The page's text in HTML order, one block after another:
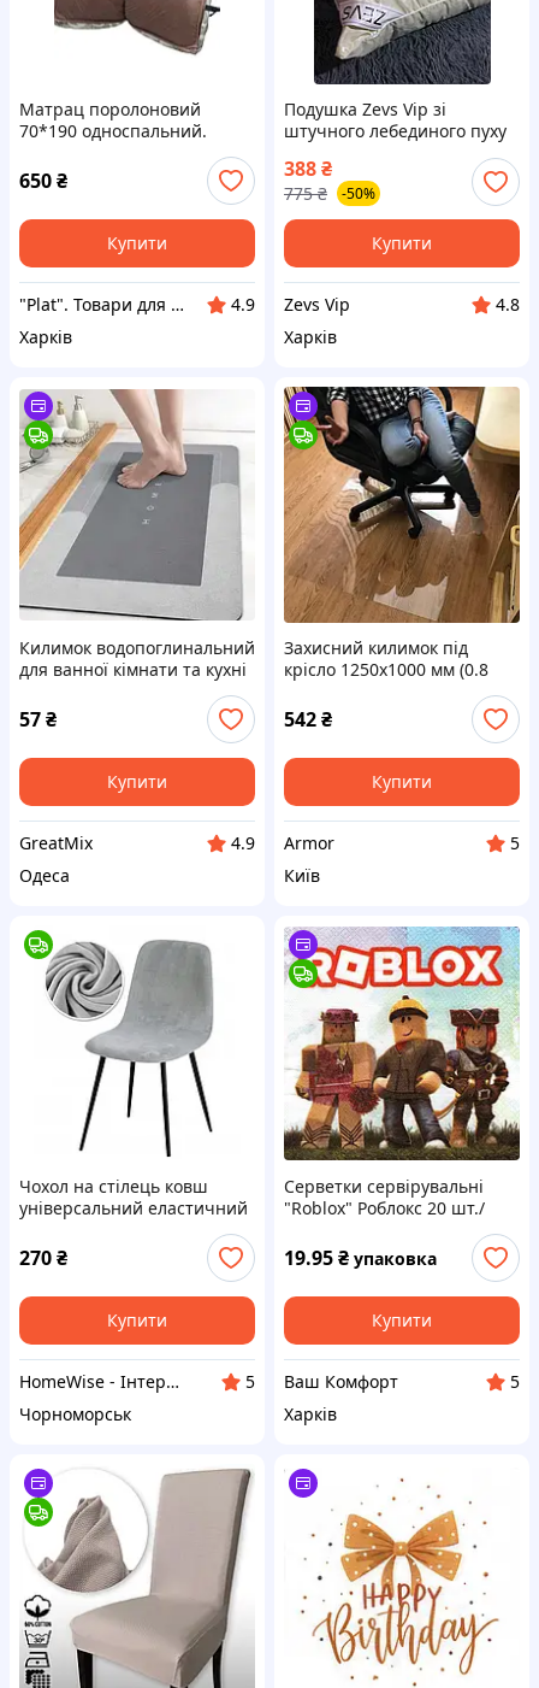
Матрац поролоновий
70*190 односпальний.
650₴
Купити
"Plat". Товари для дому та відпочинку від компанії "Плат"
4.9
Харків
Подушка Zevs Vip зі
штучного лебединого пуху
388₴
775 ₴ -50%
Купити
Zevs Vip
4.8
Харків
Килимок водопоглинальний
для ванної кімнати та кухні
60*40 прямокутний Сірий
57₴
Купити
GreatMix
4.9
Одеса
Захисний килимок під
крісло 1250х1000 мм (0.8
мм) прозорий, підкладка під
стілець
542₴
Купити
Armor
5
Київ
Чохол на стілець ковш
універсальний еластичний
м'який оксамит Світло сірий
270₴
Купити
HomeWise - Інтернет магазин товарів для дому
5
Чорноморськ
Серветки сервірувальні
"Roblox" Роблокс 20 шт./
19.95₴ упаковка
Купити
Ваш Комфорт
5
Харків